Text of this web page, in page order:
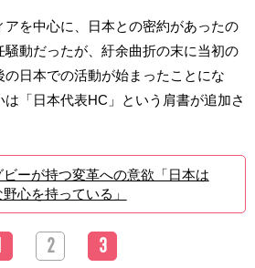
を中心に、日本との密約があったの
騒動だったが、紆余曲折の末に当初の
の日本での活動が始まったことにな
「日本代表HC」という肩書が追加さ
ビーが持つ変革への意欲「日本は
心を持っている」
2 3